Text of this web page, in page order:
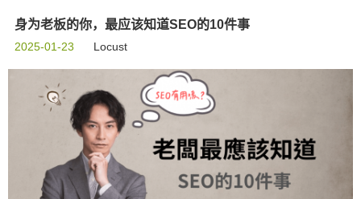
身为老板的你，最应该知道SEO的10件事
2025-01-23 Locust